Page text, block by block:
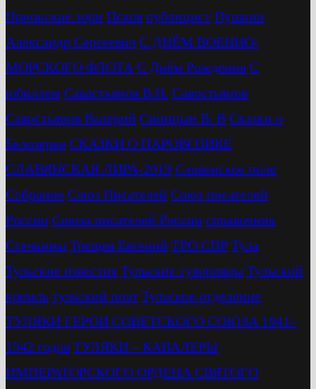
Приокские зори Псков публицист Пушкин
Александр Сергеевич С ДНЁМ ВОЕННО-
МОРСКОГО ФЛОТА С Днём Рождения С
юбиллем Савастьянов В.Н. Савостьянов
Савостьянов Валерий Синицын В. В Сказки о
Белозерке СКАЗКИ О ПАРОВОЗИКЕ
СЛАВЯНСКАЯ ЛИРА-2019 Словенское поле
Собрание Союз Писателей Союз писателей
России Союза писателей России справочник
Стечкины Трещев Евгений ТРО СПР Тула
Тульские известия Тульские суворовцы Тульский
кремль тульский поэт Тульское отделение
ТУЛЯКИ ГЕРОИ СОВЕТСКОГО СОЮЗА 1941–
1942 годов ТУЛЯКИ – КАВАЛЕРЫ
ИМПЕРАТОРСКОГО ОРДЕНА СВЯТОГО